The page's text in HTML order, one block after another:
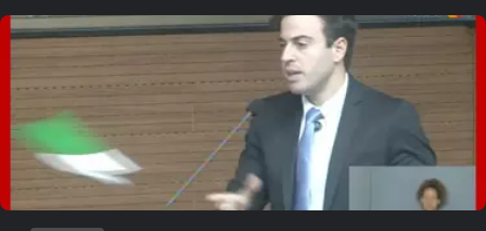
Ops!
Não foi possível reproduzir o vídeo
Tentar novamente